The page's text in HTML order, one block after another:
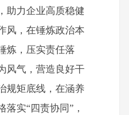
助力企业高质稳健
风，在锤炼政治本
炼，压实责任落
风气，营造良好干
规矩底线，在涵养
实“四责协同”，